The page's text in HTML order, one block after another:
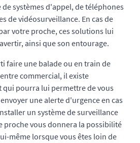
systèmes d'appel, de téléphones
de vidéosurveillance. En cas de
votre proche, ces solutions lui
ainsi que son entourage.
faire une balade ou en train de
commercial, il existe
pourra lui permettre de vous
une alerte d'urgence en cas
un système de surveillance
proche vous donnera la possibilité
même lorsque vous êtes loin de